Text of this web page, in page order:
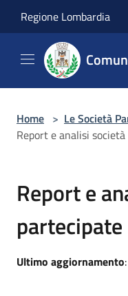
Regione Lombardia
Home > Le Società
Report e analisi
Report e
partecipate
Ultimo aggiornamento